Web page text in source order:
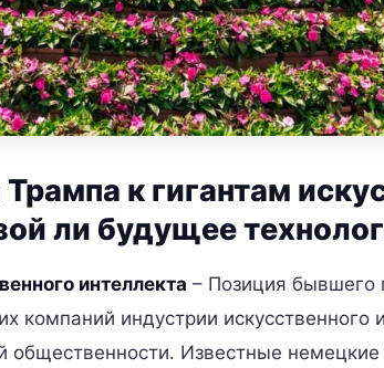
к гигантам
ли будущее
интеллекта – Позиция бывшего
компаний индустрии искусственного
общественности. Известные